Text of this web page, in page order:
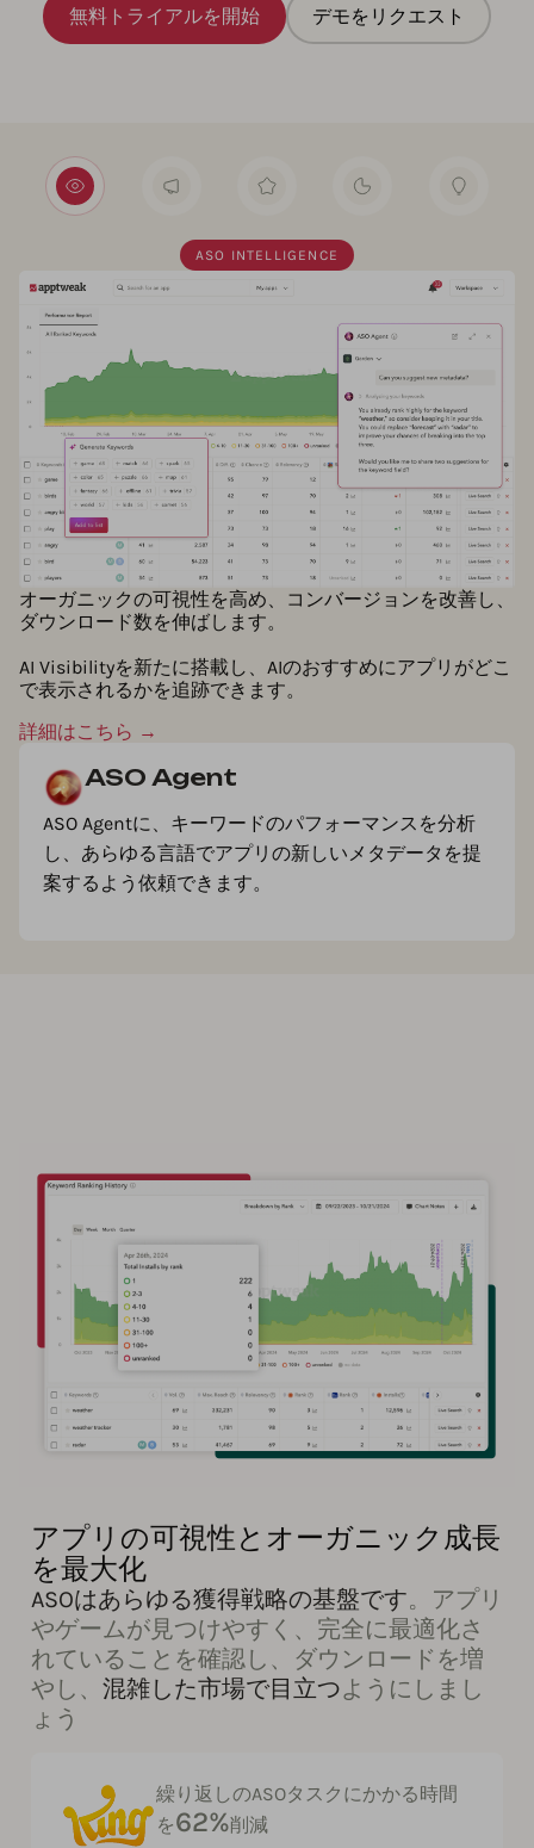
無料トライアルを開始 デモをリクエスト
ASO INTELLIGENCE
オーガニックの可視性を高め、コンバージョンを改善し、
ダウンロード数を伸ばします。
AI Visibilityを新たに搭載し、AIのおすすめにアプリがどこ
で表示されるかを追跡できます。
詳細はこちら →
ASO Agent
ASO Agentに、キーワードのパフォーマンスを分析
し、あらゆる言語でアプリの新しいメタデータを提
案するよう依頼できます。
アプリの可視性とオーガニック成長
を最大化
ASOはあらゆる獲得戦略の基盤です。アプリ
やゲームが見つけやすく、完全に最適化さ
れていることを確認し、ダウンロードを増
やし、 混雑した市場で目立つようにしまし
ょう
繰り返しのASOタスクにかかる時間
を62%削減